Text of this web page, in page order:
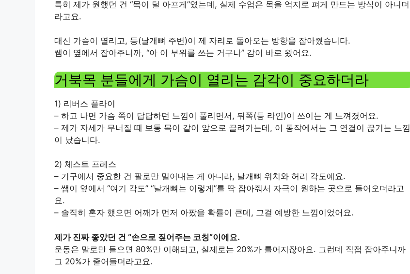
특히 제가 원했던 건 “목이 덜 아프게”였는데, 실제 수업은 목을 억지로 펴게 만드는 방식이 아니더
라고요.
대신 가슴이 열리고, 등(날개뼈 주변)이 제 자리로 돌아오는 방향을 잡아줬습니다.
쌤이 옆에서 잡아주니까, “아 이 부위를 쓰는 거구나” 감이 바로 왔어요.
거북목 분들에게 가슴이 열리는 감각이 중요하더라
1) 리버스 플라이
– 하고 나면 가슴 쪽이 답답하던 느낌이 풀리면서, 뒤쪽(등 라인)이 쓰이는 게 느껴졌어요.
– 제가 자세가 무너질 때 보통 목이 같이 앞으로 끌려가는데, 이 동작에서는 그 연결이 끊기는 느낌
이 났습니다.
2) 체스트 프레스
– 기구에서 중요한 건 팔로만 밀어내는 게 아니라, 날개뼈 위치와 허리 각도예요.
– 쌤이 옆에서 “여기 각도” “날개뼈는 이렇게”를 딱 잡아줘서 자극이 원하는 곳으로 들어오더라고
요.
– 솔직히 혼자 했으면 어깨가 먼저 아팠을 확률이 큰데, 그걸 예방한 느낌이었어요.
제가 진짜 좋았던 건 “손으로 짚어주는 코칭”이에요.
운동은 말로만 들으면 80%만 이해되고, 실제로는 20%가 틀어지잖아요. 그런데 직접 잡아주니까
그 20%가 줄어들더라고요.